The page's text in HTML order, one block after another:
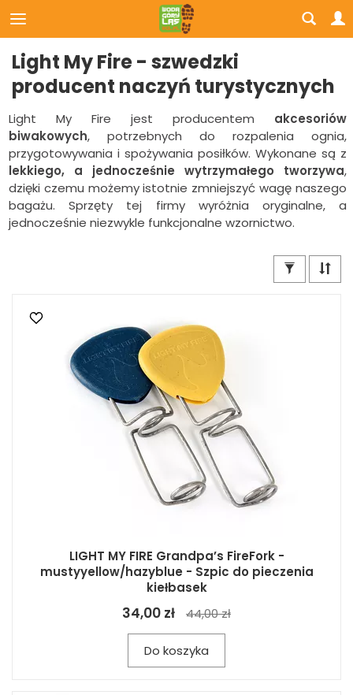
Light My Fire - szwedzki
producent naczyń turystycznych
Light My Fire jest producentem akcesoriów
biwakowych, potrzebnych do rozpalenia ognia,
przygotowywania i spożywania posiłków. Wykonane są z
lekkiego, a jednocześnie wytrzymałego tworzywa,
dzięki czemu możemy istotnie zmniejszyć wagę naszego
bagażu. Sprzęty tej firmy wyróżnia oryginalne, a
jednocześnie niezwykle funkcjonalne wzornictwo.
LIGHT MY FIRE Grandpa’s FireFork -
mustyyellow/hazyblue - Szpic do pieczenia
kiełbasek
34,00 zł 44,00 zł
Do koszyka